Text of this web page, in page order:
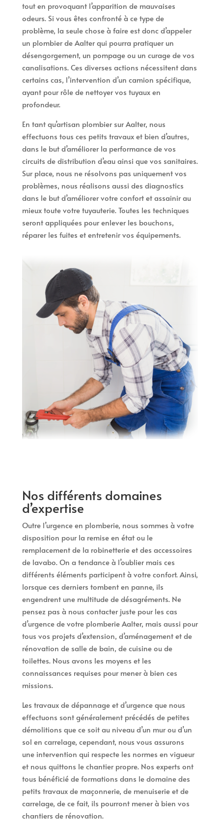
tout en provoquant l’apparition de mauvaises
odeurs. Si vous êtes confronté à ce type de
problème, la seule chose à faire est donc d’appeler
un plombier de Aalter qui pourra pratiquer un
désengorgement, un pompage ou un curage de vos
canalisations. Ces diverses actions nécessitent dans
certains cas, l’intervention d’un camion spécifique,
ayant pour rôle de nettoyer vos tuyaux en
profondeur.
En tant qu’artisan plombier sur Aalter, nous
effectuons tous ces petits travaux et bien d’autres,
dans le but d’améliorer la performance de vos
circuits de distribution d’eau ainsi que vos sanitaires.
Sur place, nous ne résolvons pas uniquement vos
problèmes, nous réalisons aussi des diagnostics
dans le but d’améliorer votre confort et assainir au
mieux toute votre tuyauterie. Toutes les techniques
seront appliquées pour enlever les bouchons,
réparer les fuites et entretenir vos équipements.
Nos différents domaines
d’expertise
Outre l’urgence en plomberie, nous sommes à votre
disposition pour la remise en état ou le
remplacement de la robinetterie et des accessoires
de lavabo. On a tendance à l’oublier mais ces
différents éléments participent à votre confort. Ainsi,
lorsque ces derniers tombent en panne, ils
engendrent une multitude de désagréments. Ne
pensez pas à nous contacter juste pour les cas
d’urgence de votre plomberie Aalter, mais aussi pour
tous vos projets d’extension, d’aménagement et de
rénovation de salle de bain, de cuisine ou de
toilettes. Nous avons les moyens et les
connaissances requises pour mener à bien ces
missions.
Les travaux de dépannage et d’urgence que nous
effectuons sont généralement précédés de petites
démolitions que ce soit au niveau d’un mur ou d’un
sol en carrelage, cependant, nous vous assurons
une intervention qui respecte les normes en vigueur
et nous quittons le chantier propre. Nos experts ont
tous bénéficié de formations dans le domaine des
petits travaux de maçonnerie, de menuiserie et de
carrelage, de ce fait, ils pourront mener à bien vos
chantiers de rénovation.